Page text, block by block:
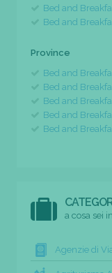
Bed and
Bed and
Province
Bed and
Bed and
Bed and
Bed and
Bed and
a cosa sei
Agenzie di